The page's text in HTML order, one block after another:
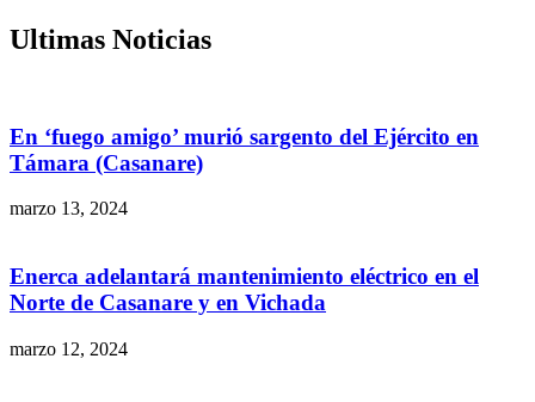
Ultimas Noticias
En ‘fuego amigo’ murió sargento del Ejército en
Támara (Casanare)
marzo 13, 2024
Enerca adelantará mantenimiento eléctrico en el
Norte de Casanare y en Vichada
marzo 12, 2024